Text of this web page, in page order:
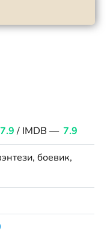
7.9 / IMDB — 7.9
боевик,